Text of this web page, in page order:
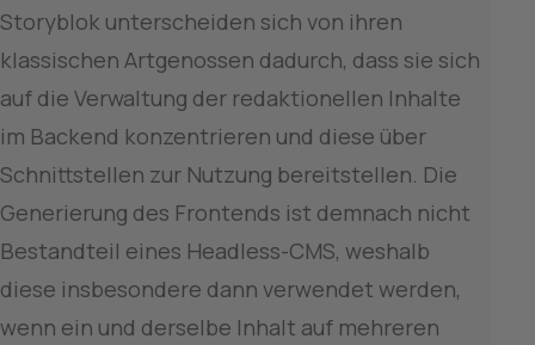
Storyblok unterscheiden sich von ihren
klassischen Artgenossen dadurch, dass sie sich
auf die Verwaltung der redaktionellen Inhalte
im Backend konzentrieren und diese über
Schnittstellen zur Nutzung bereitstellen. Die
Generierung des Frontends ist demnach nicht
Bestandteil eines Headless-CMS, weshalb
diese insbesondere dann verwendet werden,
wenn ein und derselbe Inhalt auf mehreren